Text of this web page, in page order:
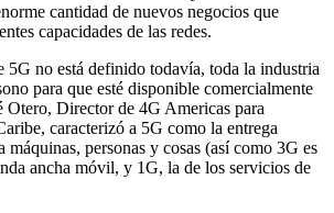
cantidad de nuevos negocios que
capacidades de las redes.
5G no está definido todavía, toda la industria
para que esté disponible comercialmente
Otero, Director de 4G Americas para
caracterizó a 5G como la entrega
máquinas, personas y cosas (así como 3G es
ancha móvil, y 1G, la de los servicios de